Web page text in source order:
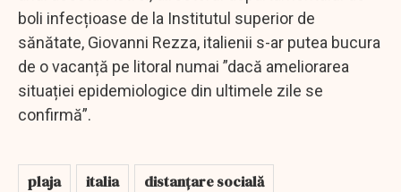
boli infecțioase de la Institutul superior de
sănătate, Giovanni Rezza, italienii s-ar putea bucura
de o vacanță pe litoral numai ”dacă ameliorarea
situației epidemiologice din ultimele zile se
confirmă”.
plaja italia
distanțare socială